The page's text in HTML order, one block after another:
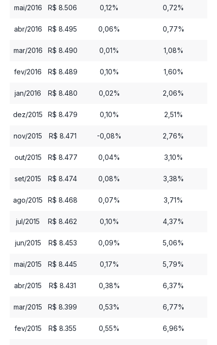
mai/2016 R$ 8.506 0,12% 0,72%
abr/2016 R$ 8.495 0,06% 0,77%
mar/2016 R$ 8.490 0,01% 1,08%
fev/2016 R$ 8.489 0,10% 1,60%
jan/2016 R$ 8.480 0,02% 2,06%
dez/2015 R$ 8.479 0,10% 2,51%
nov/2015 R$ 8.471 -0,08% 2,76%
out/2015 R$ 8.477 0,04% 3,10%
set/2015 R$ 8.474 0,08% 3,38%
ago/2015 R$ 8.468 0,07% 3,71%
jul/2015 R$ 8.462 0,10% 4,37%
jun/2015 R$ 8.453 0,09% 5,06%
mai/2015 R$ 8.445 0,17% 5,79%
abr/2015 R$ 8.431 0,38% 6,37%
mar/2015 R$ 8.399 0,53% 6,77%
fev/2015 R$ 8.355 0,55% 6,96%